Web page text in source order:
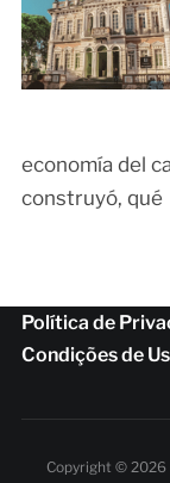
economía del
construyó, qué
Política de
Condições de
Copyright © 2026